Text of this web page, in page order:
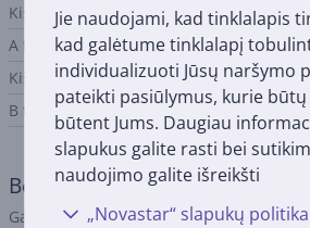
Jie naudojami, kad tinklalapis
kad galėtume tinklalapį
individualizuoti Jūsų naršymo
pateikti pasiūlymus, kurie
būtent Jums. Daugiau
slapukus galite rasti bei
naudojimo galite išreikšti
„Novastar“ slapukų politika
Kištukas A
A tipo jungtis
Kištukas B
B tipo jungtis
Bendri parametrai
Gamintojas